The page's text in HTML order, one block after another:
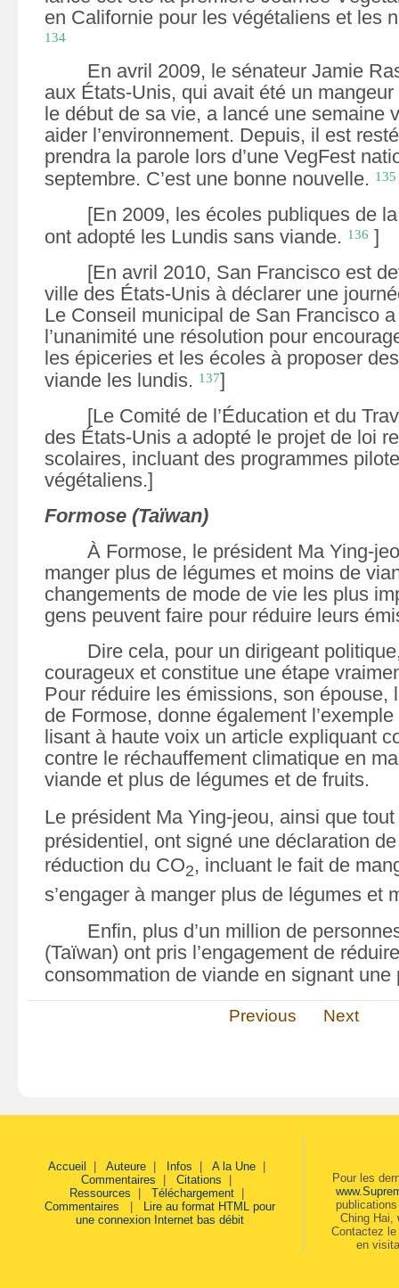
en Californie pour les végétaliens et les
134
En avril 2009, le sénateur Jamie
aux États-Unis, qui avait été un
le début de sa vie, a lancé une semaine
aider l’environnement. Depuis, il est
prendra la parole lors d’une VegFest
septembre. C’est une bonne nouvelle. 135
[En 2009, les écoles publiques de l
ont adopté les Lundis sans viande. 136 ]
[En avril 2010, San Francisco est
ville des États-Unis à déclarer une
Le Conseil municipal de San Francisco
l’unanimité une résolution pour
les épiceries et les écoles à proposer
viande les lundis. 137]
[Le Comité de l’Éducation et du
des États-Unis a adopté le projet de loi
scolaires, incluant des programmes
végétaliens.]
Formose (Taïwan)
À Formose, le président Ma Ying-
manger plus de légumes et moins de
changements de mode de vie les plus
gens peuvent faire pour réduire leurs
Dire cela, pour un dirigeant
courageux et constitue une étape
Pour réduire les émissions, son épouse,
de Formose, donne également
lisant à haute voix un article expliquant
contre le réchauffement climatique en
viande et plus de légumes et de fruits.
Le président Ma Ying-jeou, ainsi que
présidentiel, ont signé une déclaration
réduction du CO2, incluant le fait de
s’engager à manger plus de légumes et
Enfin, plus d’un million de
(Taïwan) ont pris l’engagement de
consommation de viande en signant une
Previous Next
Accueil Auteure| Infos A la Une|
Commentaires
Citations
Ressources
Téléchargement|
Commentaires
Lire au format HTML pour
une connexion Internet bas débit
Pour les
Ching Hai,
Contactez
en